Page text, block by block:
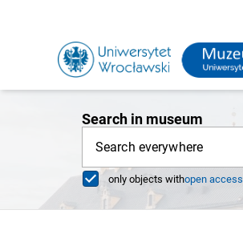
Search in museum
Search everywhere
only objects withopen access